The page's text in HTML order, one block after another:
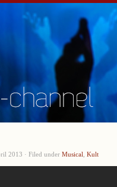
2013 · Filed under Musical Kult